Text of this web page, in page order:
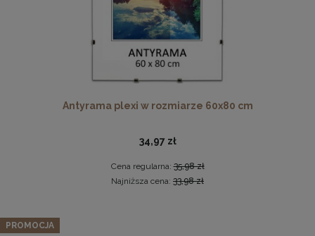
rozmiarze 15 x 21 cm w kolorze białym
14,99 zł
DO KOSZYKA
Antyrama plexi w rozmiarze 60x80 cm
34,97 zł
Cena regularna:35,98 zł
Najniższa cena: 33,98 zł
PROMOCJA